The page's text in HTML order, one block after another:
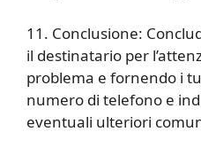
11. Conclusione:
il destinatario per
problema e fornendo i
numero di telefono e
eventuali ulteriori